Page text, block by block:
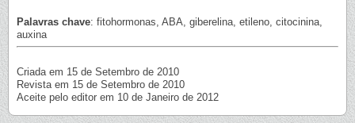
Palavras chave: fitohormonas, ABA, giberelina, etileno, citocinina,
auxina
Criada em 15 de Setembro de 2010
Revista em 15 de Setembro de 2010
Aceite pelo editor em 10 de Janeiro de 2012